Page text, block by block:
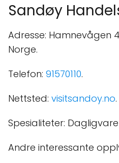
Sandøy
Adresse: Hamnevågen
Norge.
Telefon: 91570110.
Nettsted: visitsandoy.no.
Spesialiteter:
Andre interessante